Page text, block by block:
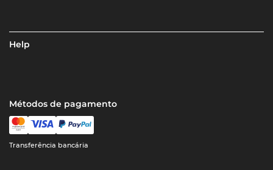
Help
Métodos de pagamento
Transferência bancária